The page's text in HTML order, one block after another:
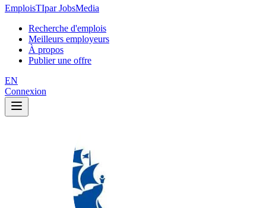
EmploisTIpar JobsMedia
Recherche d'emplois
Meilleurs employeurs
À propos
Publier une offre
EN
Connexion